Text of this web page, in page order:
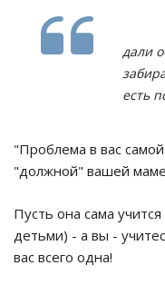
дали
есть
"Проблема в вас
"должной" вашей
Пусть она сама
детьми) - а вы -
вас всего одна!